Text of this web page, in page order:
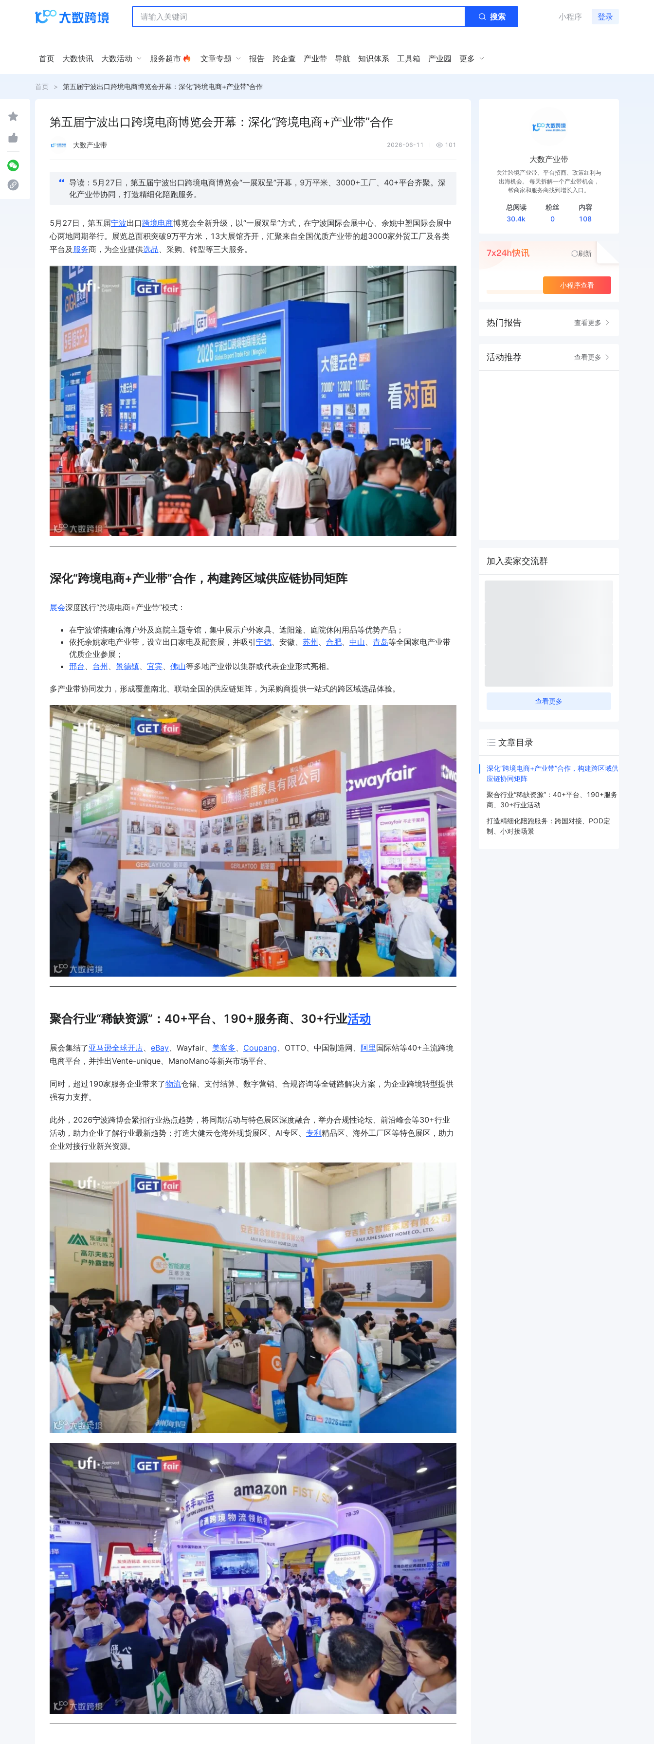
搜索 小程序 登录
首页 大数快讯 大数活动 服务超市 文章专题 报告 跨企查 产业带 导航 知识体系 工具箱 产业园 更多
首页 > 第五届宁波出口跨境电商博览会开幕：深化“跨境电商+产业带”合作
第五届宁波出口跨境电商博览会开幕：深化“跨境电商+产业带”合作
大数产业带 2026-06-11 101
导读：5月27日，第五届宁波出口跨境电商博览会“一展双呈”开幕，9万平米、3000+工厂、40+平台齐聚。深
化产业带协同，打造精细化陪跑服务。
5月27日， 第五届宁波出口跨境电商博览会全新升级，以“一展双呈”方式，在宁波国际会展中心、余姚中塑国际会展中
心两地同期举行。展览总面积突破9万平方米 ， 13大展馆齐开，汇聚来自全国优质产业带的超3000家外贸工厂及各类
平台及 服务商，为企业提供选品、采购、转型等三大服务。
深化“跨境电商+产业带”合作，构建跨区域供应链协同矩阵
展会深度践行“跨境电商+产业带”模式：
在宁波馆搭建临海户外及庭院主题专馆，集中展示户外家具、遮阳篷、庭院休闲用品等优势产品；
依托余姚家电产业带 ，设立出口家电及配套展，并吸引宁德、安徽、 苏州 、 合肥、 中山、 青岛等全国家电产业带
优质企业参展；
邢台 、 台州 、 景德镇、 宜宾、 佛山等多地产业带以集群或代表企业形式亮相。
多产业带协同发力，形成覆盖南北、联动全国的供应链矩阵，为采购商提供一站式的跨区域选品体验。
聚合行业“稀缺资源”：40+平台、190+服务商、30+行业活动
展会集结了亚马逊全球开店 eBay 、Wayfair、 美客多 Coupang 、OTTO、中国制造网、 阿里国际站等40+主流跨境
电商平台，并推出Vente-unique、ManoMano等新兴市场平台。
同时，超过190家服务企业带来了物流仓储、支付结算、数字营销、合规咨询等全链路解决方案，为企业跨境转型提供
强有力支撑。
此外，2026宁波跨博会紧扣行业热点趋势，将同期活动与特色展区深度融合，举办合规性论坛、前沿峰会等30+行业
活动，助力企业了解行业最新趋势；打造大健云仓海外现货展区、AI专区、 专利精品区、海外工厂区等特色展区，助力
企业对接行业新兴资源。
大数产业带
关注跨境产业带、平台招商、政策红利与
出海机会。 每天拆解一个产业带机会，
帮商家和服务商找到增长入口。
总阅读
30.4k
粉丝
0
内容
108
刷新
小程序查看
热门报告 查看更多
活动推荐 查看更多
加入卖家交流群
查看更多
文章目录
深化“跨境电商+产业带”合作，构建跨区域供
应链协同矩阵
聚合行业“稀缺资源”：40+平台、190+服务
商、30+行业活动
打造精细化陪跑服务：跨国对接、POD定
制、小对接场景